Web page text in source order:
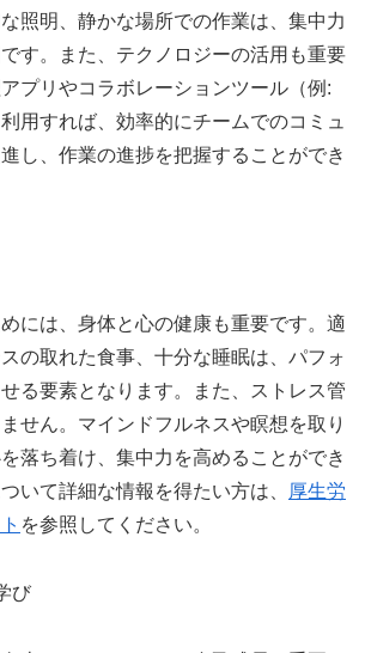
照明、静かな場所での作業は、集中力
す。また、テクノロジーの活用も重要
プリやコラボレーションツール（例:
用すれば、効率的にチームでのコミュ
し、作業の進捗を把握することができ
には、身体と心の健康も重要です。適
の取れた食事、十分な睡眠は、パフォ
る要素となります。また、ストレス管
せん。マインドフルネスや瞑想を取り
落ち着け、集中力を高めることができ
いて詳細な情報を得たい方は、
厚生労
を参照してください。
び